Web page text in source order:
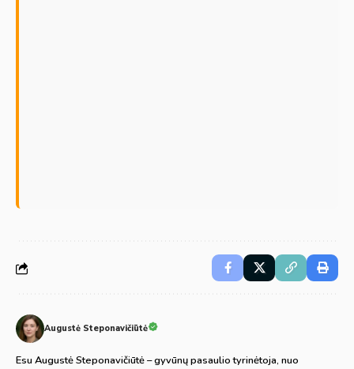
Augustė Steponavičiūtė
Esu Augustė Steponavičiūtė – gyvūnų pasaulio tyrinėtoja, nuo